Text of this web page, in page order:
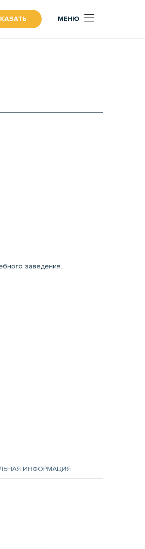
МЕНЮ
заведения.
ИНФОРМАЦИЯ